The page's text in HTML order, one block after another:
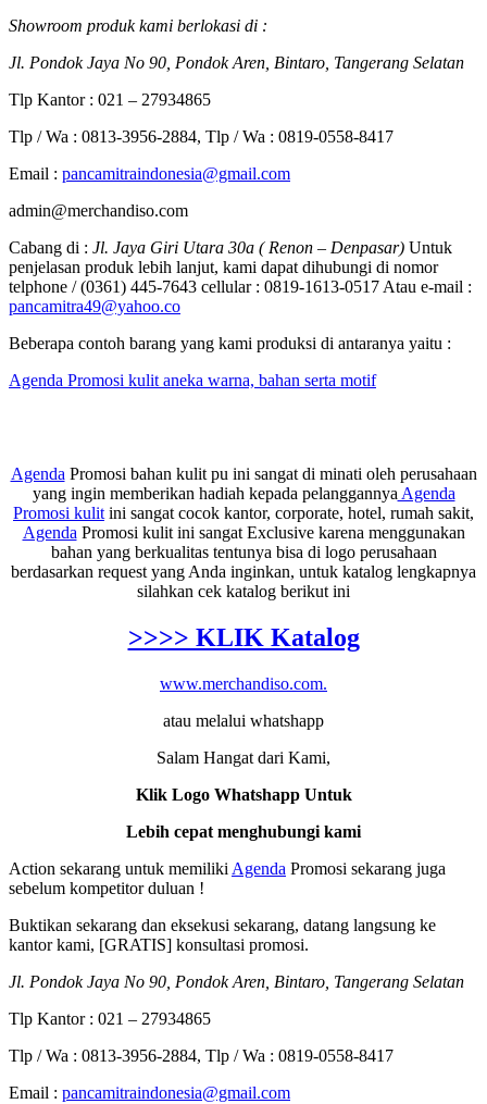
Showroom produk kami berlokasi di :
Jl. Pondok Jaya No 90, Pondok Aren, Bintaro, Tangerang Selatan
Tlp Kantor : 021 – 27934865
Tlp / Wa : 0813-3956-2884, Tlp / Wa : 0819-0558-8417
Email : pancamitraindonesia@gmail.com
admin@merchandiso.com
Cabang di : Jl. Jaya Giri Utara 30a ( Renon – Denpasar) Untuk
penjelasan produk lebih lanjut, kami dapat dihubungi di nomor
telphone / (0361) 445-7643 cellular : 0819-1613-0517 Atau e-mail :
pancamitra49@yahoo.co
Beberapa contoh barang yang kami produksi di antaranya yaitu :
Agenda Promosi kulit aneka warna, bahan serta motif
Agenda Promosi bahan kulit pu ini sangat di minati oleh perusahaan
yang ingin memberikan hadiah kepada pelanggannya Agenda
Promosi kulit ini sangat cocok kantor, corporate, hotel, rumah sakit,
Agenda Promosi kulit ini sangat Exclusive karena menggunakan
bahan yang berkualitas tentunya bisa di logo perusahaan
berdasarkan request yang Anda inginkan, untuk katalog lengkapnya
silahkan cek katalog berikut ini
>>>> KLIK Katalog
www.merchandiso.com.
atau melalui whatshapp
Salam Hangat dari Kami,
Klik Logo Whatshapp Untuk
Lebih cepat menghubungi kami
Action sekarang untuk memiliki Agenda Promosi sekarang juga
sebelum kompetitor duluan !
Buktikan sekarang dan eksekusi sekarang, datang langsung ke
kantor kami, [GRATIS] konsultasi promosi.
Jl. Pondok Jaya No 90, Pondok Aren, Bintaro, Tangerang Selatan
Tlp Kantor : 021 – 27934865
Tlp / Wa : 0813-3956-2884, Tlp / Wa : 0819-0558-8417
Email : pancamitraindonesia@gmail.com